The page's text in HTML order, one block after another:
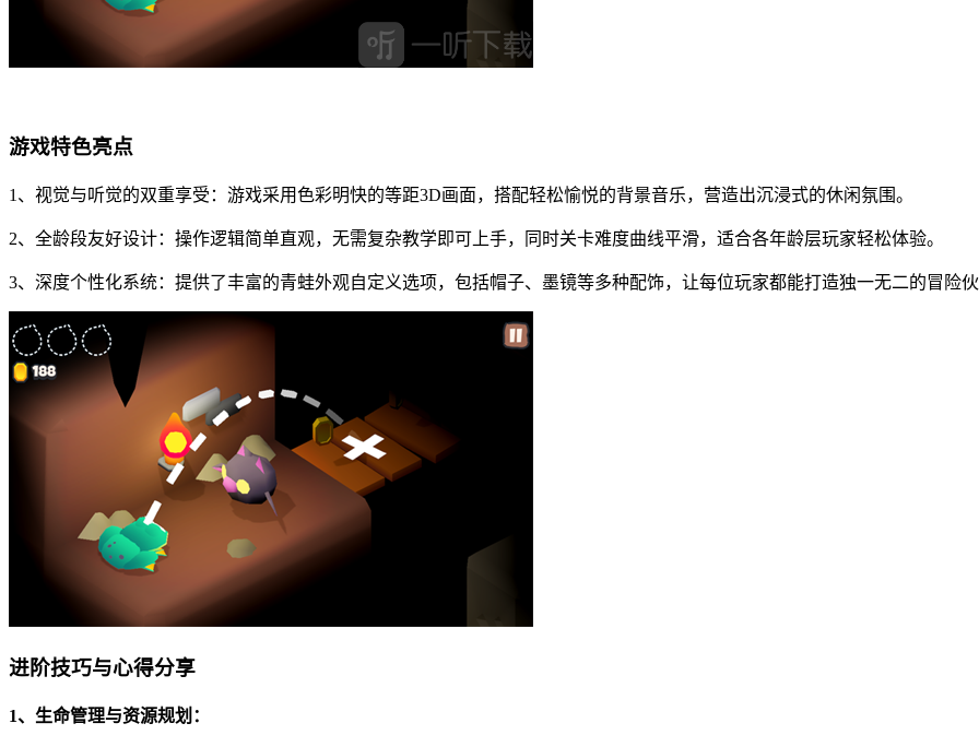
游戏特色亮点
1、视觉与听觉的双重享受：游戏采用色彩明快的等距3D画面，搭配轻松愉悦的背景音乐，营造出沉浸式的休闲氛围。
2、全龄段友好设计：操作逻辑简单直观，无需复杂教学即可上手，同时关卡难度曲线平滑，适合各年龄层玩家轻松体验。
3、深度个性化系统：提供了丰富的青蛙外观自定义选项，包括帽子、墨镜等多种配饰，让每位玩家都能打造独一无二的冒险
进阶技巧与心得分享
1、生命管理与资源规划：